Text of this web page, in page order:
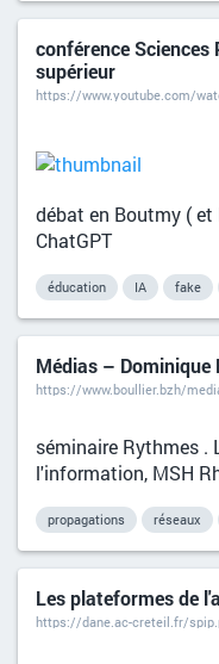
conférence Sciences
supérieur
https://www.youtube.com/
débat en Boutmy (
ChatGPT
éducation IA fake
Médias – Dominique
https://www.boullier.bzh/
séminaire Rythmes .
l'information, MSH
propagations réseaux
Les plateformes de
https://dane.ac-creteil.fr/